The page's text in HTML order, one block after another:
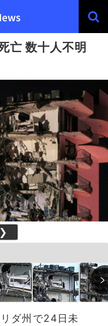
亡 数十人不明
❯
ダ州で24日未